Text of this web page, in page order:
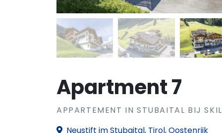
Apartment 7
APPARTEMENT IN STUBAITAL BIJ
Neustift im Stubaital, Tirol, Oostenrijk